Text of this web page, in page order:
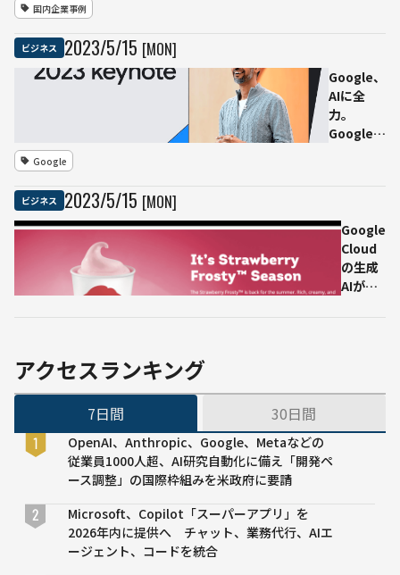
化型
の大
言語
国内企業事例
ビジネス 2023/5/15 [MON]
Google、
AIに全
力。
Google
Google
ビジネス 2023/5/15 [MON]
Google
Cloud
の生成
AIがウ
変え
アクセスランキング
7日間 30日間
OpenAI、Anthropic、Google、Metaなどの
従業員1000人超、AI研究自動化に備え「開発ペ
ース調整」の国際枠組みを米政府に要請
Microsoft、Copilot「スーパーアプリ」を
2026年内に提供へ チャット、業務代行、AIエ
ージェント、コードを統合